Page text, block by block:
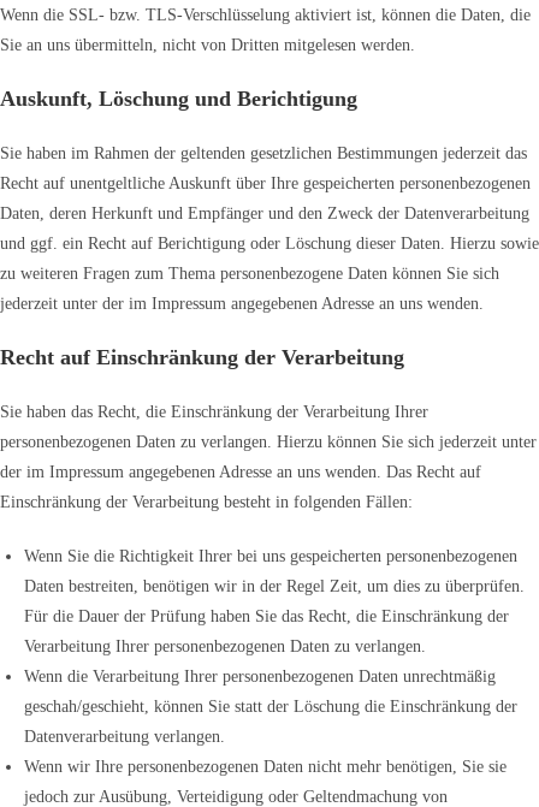
Wenn die SSL- bzw. TLS-Verschlüsselung aktiviert ist, können die Daten, die
Sie an uns übermitteln, nicht von Dritten mitgelesen werden.
Auskunft, Löschung und Berichtigung
Sie haben im Rahmen der geltenden gesetzlichen Bestimmungen jederzeit das
Recht auf unentgeltliche Auskunft über Ihre gespeicherten personenbezogenen
Daten, deren Herkunft und Empfänger und den Zweck der Datenverarbeitung
und ggf. ein Recht auf Berichtigung oder Löschung dieser Daten. Hierzu sowie
zu weiteren Fragen zum Thema personenbezogene Daten können Sie sich
jederzeit unter der im Impressum angegebenen Adresse an uns wenden.
Recht auf Einschränkung der Verarbeitung
Sie haben das Recht, die Einschränkung der Verarbeitung Ihrer
personenbezogenen Daten zu verlangen. Hierzu können Sie sich jederzeit unter
der im Impressum angegebenen Adresse an uns wenden. Das Recht auf
Einschränkung der Verarbeitung besteht in folgenden Fällen:
Wenn Sie die Richtigkeit Ihrer bei uns gespeicherten personenbezogenen
Daten bestreiten, benötigen wir in der Regel Zeit, um dies zu überprüfen.
Für die Dauer der Prüfung haben Sie das Recht, die Einschränkung der
Verarbeitung Ihrer personenbezogenen Daten zu verlangen.
Wenn die Verarbeitung Ihrer personenbezogenen Daten unrechtmäßig
geschah/geschieht, können Sie statt der Löschung die Einschränkung der
Datenverarbeitung verlangen.
Wenn wir Ihre personenbezogenen Daten nicht mehr benötigen, Sie sie
jedoch zur Ausübung, Verteidigung oder Geltendmachung von